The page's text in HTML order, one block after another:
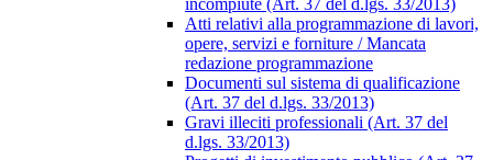
incompiute (Art. 37 del d.lgs. 33/2013)
Atti relativi alla programmazione di lavori,
opere, servizi e forniture / Mancata
redazione programmazione
Documenti sul sistema di qualificazione
(Art. 37 del d.lgs. 33/2013)
Gravi illeciti professionali (Art. 37 del
d.lgs. 33/2013)